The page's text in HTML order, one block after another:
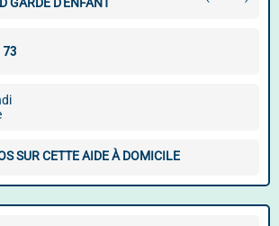
SUR CETTE AIDE À DOMICILE